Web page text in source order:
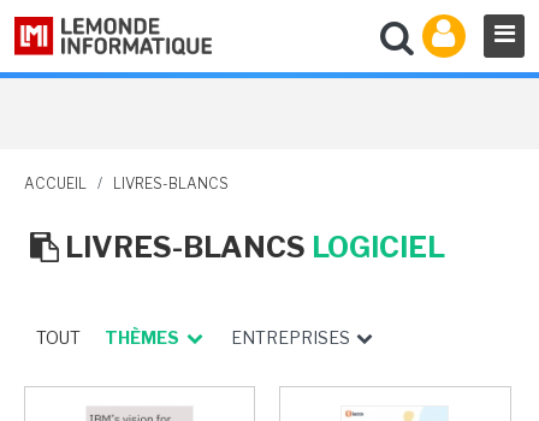
ACCUEIL / LIVRES-BLANCS
LIVRES-BLANCS LOGICIEL
TOUT THÈMES ENTREPRISES